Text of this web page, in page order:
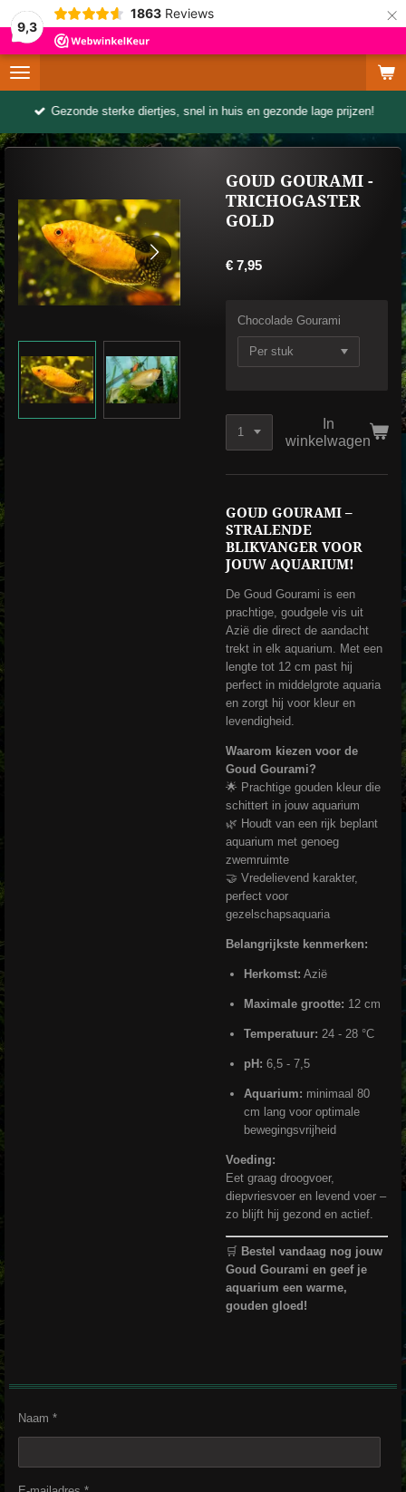
9,3
1863 Reviews ×
Gezonde sterke diertjes, snel in huis en gezonde lage prijzen!
GOUD GOURAMI -
TRICHOGASTER
GOLD
€ 7,95
Chocolade Gourami
In
winkelwagen
GOUD GOURAMI –
STRALENDE
BLIKVANGER VOOR
JOUW AQUARIUM!
De Goud Gourami is een
prachtige, goudgele vis uit
Azië die direct de aandacht
trekt in elk aquarium. Met een
lengte tot 12 cm past hij
perfect in middelgrote aquaria
en zorgt hij voor kleur en
levendigheid.
Waarom kiezen voor de
Goud Gourami?
🌟 Prachtige gouden kleur die
schittert in jouw aquarium
🌿 Houdt van een rijk beplant
aquarium met genoeg
zwemruimte
🤝 Vredelievend karakter,
perfect voor
gezelschapsaquaria
Belangrijkste kenmerken:
Herkomst: Azië
Maximale grootte: 12 cm
Temperatuur: 24 - 28 °C
pH: 6,5 - 7,5
Aquarium: minimaal 80
cm lang voor optimale
bewegingsvrijheid
Voeding:
Eet graag droogvoer,
diepvriesvoer en levend voer –
zo blijft hij gezond en actief.
🛒 Bestel vandaag nog jouw
Goud Gourami en geef je
aquarium een warme,
gouden gloed!
Naam *